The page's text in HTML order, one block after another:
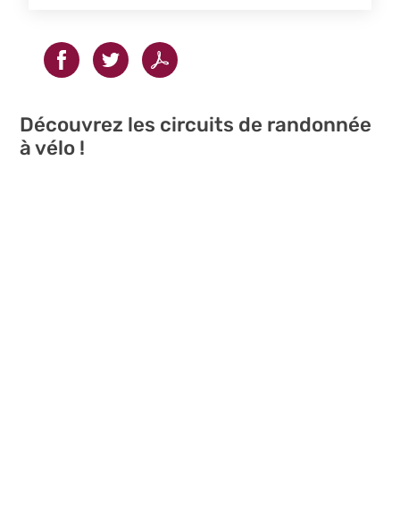
Découvrez les circuits de randonnée
à vélo !